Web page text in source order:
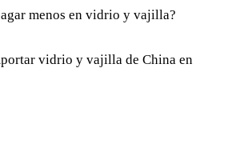
menos en vidrio y vajilla?
vidrio y vajilla de China en